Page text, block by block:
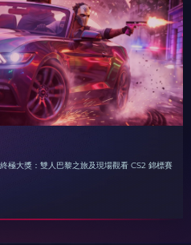
極大獎：雙人巴黎之旅及現場觀看 CS2 錦標賽